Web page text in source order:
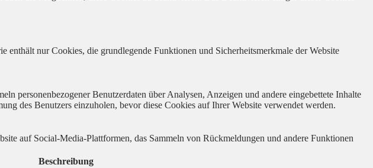
nur Cookies, die grundlegende Funktionen und Sicherheitsmerkmale der Website
personenbezogener Benutzerdaten über Analysen, Anzeigen und andere eingebettete Inhalte
des Benutzers einzuholen, bevor diese Cookies auf Ihrer Website verwendet werden.
auf Social-Media-Plattformen, das Sammeln von Rückmeldungen und andere Funktionen
Beschreibung